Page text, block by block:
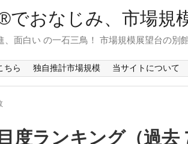
おなじみ、市場規
面白い の一石三鳥！ 市場規模展望台の別館
ちら 独自推計市場規模 当サイトについて
度ランキング（過去